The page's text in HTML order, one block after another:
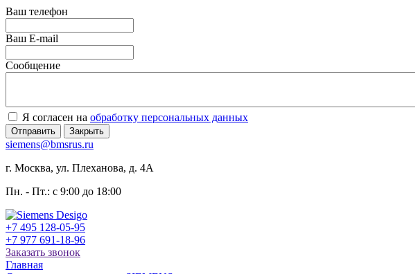
Ваш телефон
Ваш E-mail
Сообщение
Я согласен на обработку персональных данных
Отправить Закрыть
siemens@bmsrus.ru
г. Москва, ул. Плеханова, д. 4А
Пн. - Пт.: c 9:00 до 18:00
+7 495 128-05-95
+7 977 691-18-96
Заказать звонок
Главная